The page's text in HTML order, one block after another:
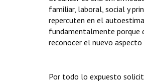
familiar, laboral, social y
repercuten en el
fundamentalmente porque
reconocer el nuevo
Por todo lo expuesto